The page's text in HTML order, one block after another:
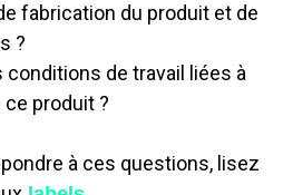
fabrication du produit et de
?
conditions de travail liées à
ce produit ?
à ces questions, lisez